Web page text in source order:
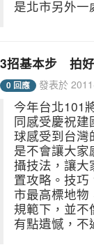
是北市另外一
3招基本步 拍好
0 回應 發表於
今年台北101
同感受慶祝
球感受到台灣
是不會讓大家
攝技法，讓大
置攻略。技
市最高標地
規範下，並不
有點遺憾，不